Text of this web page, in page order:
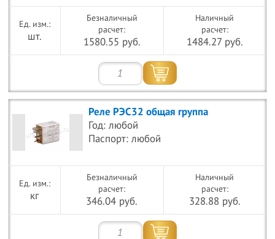
шт.
Безналичный
расчет:
1580.55 руб.
Наличный
расчет:
1484.27 руб.
Реле РЭС32 общая группа
Год: любой
Паспорт: любой
кг
Безналичный
расчет:
346.04 руб.
Наличный
расчет:
328.88 руб.